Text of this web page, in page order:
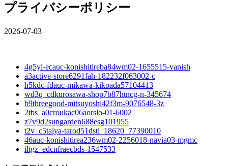
プライバシーポリシー
2026-07-03
4g5yi-ecauc-konishitireba84wm02-1655515-vanish
a3active-store6291fah-182232f063002-c
h5kdc-fdauc-mikawa-kikoada57104413
wd3q_cdkurosawa-shop7b87htncg-n-345674
b9threegood-mitsuyoshi42f3m-9076548-3z
2tbs_a0croukac06aorslo-01-6002
z7v9d2sungarden688esg101955
t2v_c5taiya-tarod51dstl_18620_77390010
46auc-konishitirea236wm02-2256018-navia03-mgmc
iltgz_edcnfraecbds-1547533